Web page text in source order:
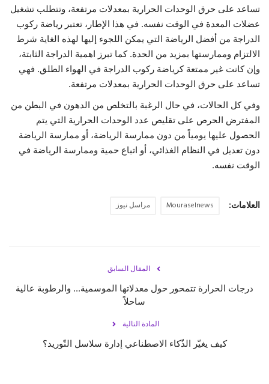
تساعد على حرق الوحدات الحرارية بمعدلات مرتفعة، وتتطلب تشغيل
عضلات المعدة في الوقت نفسه. في هذا الإطار، تعتبر رياضة ركوب
الدراجة من أفضل الرياضة التي يمكن اللجوء إليها لهذه الغاية شرط
الالتزام وممارستها بمزيد من الحدة. كما تبرز اهمية الدراجة الثابتة،
وإن كانت غير ممتعة كرياضة ركوب الدراجة في الهواء الطلق. فهي
تساعد على حرق الوحدات الحرارية بمعدلات مرتفعة.
وفي كل الحالات، في حال الرغبة بالتخلص من الدهون في البطن من
المفترض الحرص على تقليص عدد الوحدات الحرارية التي يتم
الحصول عليها يومياً من دون ممارسة الرياضة، أو ممارسة الرياضة
دون تعديل في النظام الغذائي، أو اتباع حمية وممارسة الرياضة في
الوقت نفسه.
العلامات: Mouraselnews مراسل نيوز
المقال السابق
درجات الحرارة تتمحور حول معدلاتها الموسمية... والرطوبة عالية
ساحلاً
المادة التالية
كيف يغيّر الذّكاء الاصطناعي إدارة سلاسل التّوريد؟